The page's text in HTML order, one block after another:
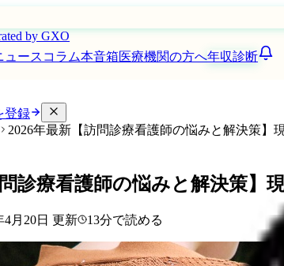
by GXO
ュース コラム本音箱医療機関の方へ年収診断
登録
2026年最新【訪問診療看護師の悩みと解決策】
診療看護師の悩みと解決策】
4月20日 更新 13分で読める